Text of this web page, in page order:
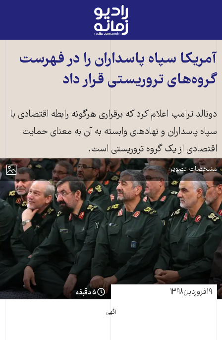
رادیو
زمانه
اصلی
آمریکا سپاه پاسداران را در فهرست
گروه‌های تروریستی قرار داد
دونالد ترامپ اعلام کرد که برقراری هرگونه رابطه اقتصادی با
سپاه پاسداران و نهادهای وابسته به آن به معنای حمایت
اقتصادی از یک گروه تروریستی است.
نمایش
مشخصات تصویر
جمعی از فرماندهان سپاه پاسداران
۱۹ فروردین ۱۳۹۸ ۵ دقیقه
آگهی